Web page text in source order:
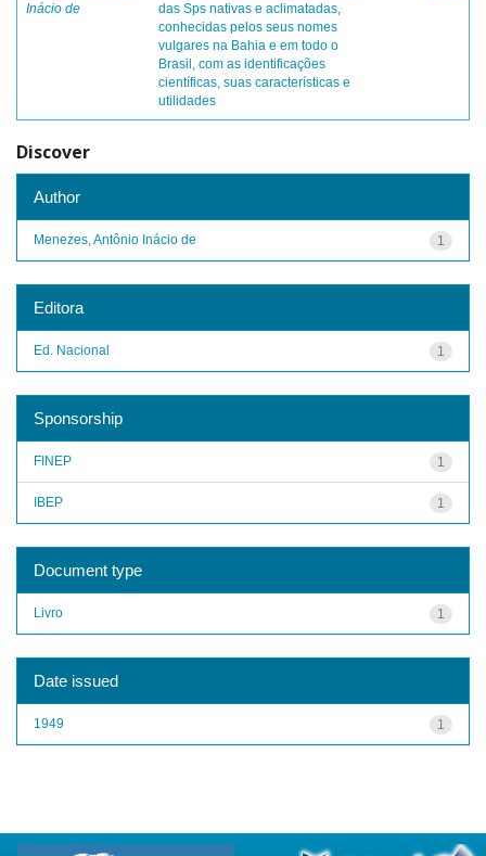
Inácio de
das Sps nativas e aclimatadas,
conhecidas pelos seus nomes
vulgares na Bahia e em todo o
Brasil, com as identificações
científicas, suas características e
utilidades
Discover
Author
1
Menezes, Antônio Inácio de
Editora
1
Ed. Nacional
Sponsorship
1
FINEP
1
IBEP
Document type
1
Livro
Date issued
1
1949